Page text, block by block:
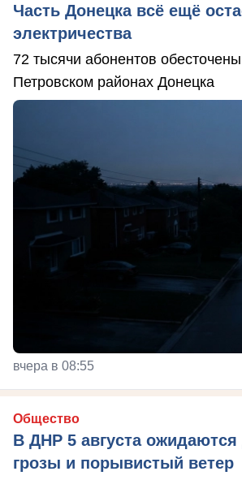
Часть Донецка всё ещё
электричества
72 тысячи абонентов
Петровском районах Донецка
вчера в 08:55
Общество
В ДНР 5 августа
грозы и порывистый ветер